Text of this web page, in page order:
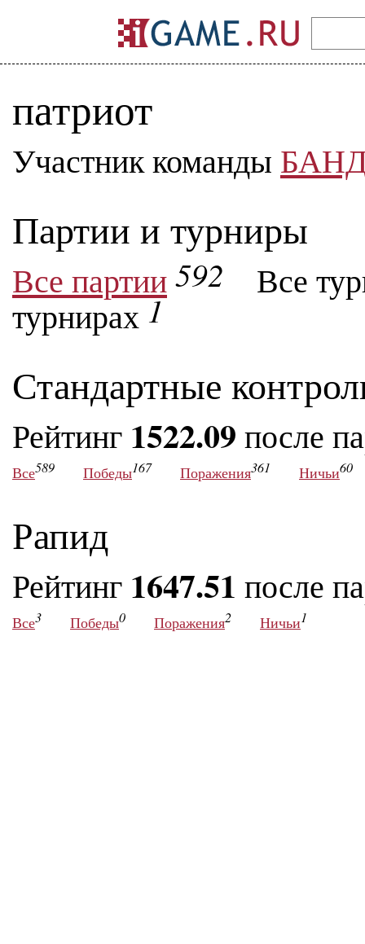
патриот
Участник команды
Партии и турниры
Все партии592
Все
турнирах1
Стандартные
Рейтинг 1522.09 после
Все589 Победы167 Поражения361 Ничьи60
Рапид
Рейтинг 1647.51 после
Все3 Победы0 Поражения2 Ничьи1